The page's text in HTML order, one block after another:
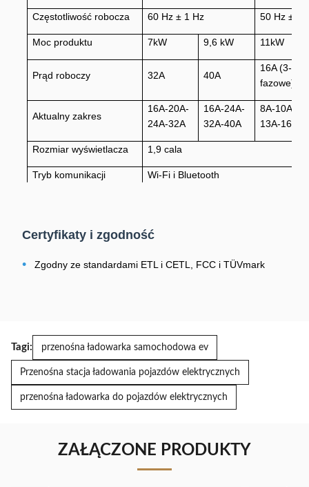
Częstotliwość robocza 60 Hz ± 1 Hz 50 Hz ± 1
Moc produktu 7kW 9,6 kW 11kW
Prąd roboczy 32A 40A
16A (3-
fazowe)
Aktualny zakres
16A-20A-
24A-32A
16A-24A-
32A-40A
8A-10A-
13A-16A
Rozmiar wyświetlacza 1,9 cala
Tryb komunikacji Wi-Fi i Bluetooth
robocza
-30~+40°C/5%~95%RH
Ogólne wymiary Długość 420mm; Średnica 80mm
Waga produktu <5,8 kg
Ochrona przed
wyciekami
Typ A+DC6mA(UE)/CCID20(USA)
Certyfikaty i zgodność
• Zgodny ze standardami ETL i CETL, FCC i TÜVmark
Tagi: przenośna ładowarka samochodowa ev
Przenośna stacja ładowania pojazdów elektrycznych
przenośna ładowarka do pojazdów elektrycznych
ZAŁĄCZONE PRODUKTY